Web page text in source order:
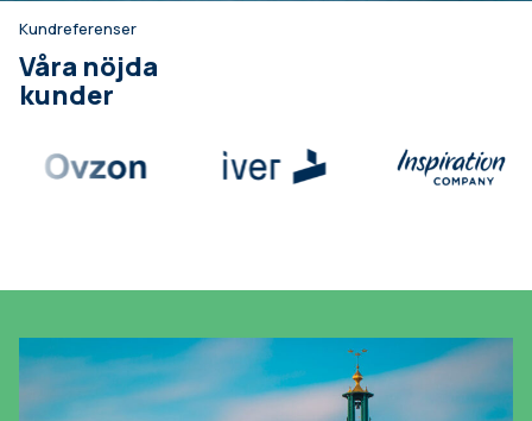
Kundreferenser
Våra nöjda
kunder